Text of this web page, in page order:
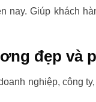
Giúp khách
đẹp và
nghiệp, công